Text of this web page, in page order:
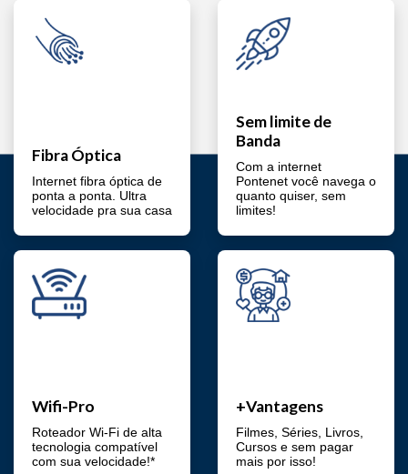
Fibra Óptica
Internet fibra óptica de
ponta a ponta. Ultra
velocidade pra sua casa
Sem limite de
Banda
Com a internet
Pontenet você navega o
quanto quiser, sem
limites!
Wifi-Pro
Roteador Wi-Fi de alta
tecnologia compatível
com sua velocidade!*
+Vantagens
Filmes, Séries, Livros,
Cursos e sem pagar
mais por isso!